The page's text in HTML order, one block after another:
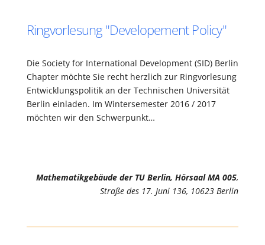
Ringvorlesung "Developement Policy"
Die Society for International Development (SID) Berlin
Chapter möchte Sie recht herzlich zur Ringvorlesung
Entwicklungspolitik an der Technischen Universität
Berlin einladen. Im Wintersemester 2016 / 2017
möchten wir den Schwerpunkt…
Mathematikgebäude der TU Berlin, Hörsaal MA 005,
Straße des 17. Juni 136, 10623 Berlin